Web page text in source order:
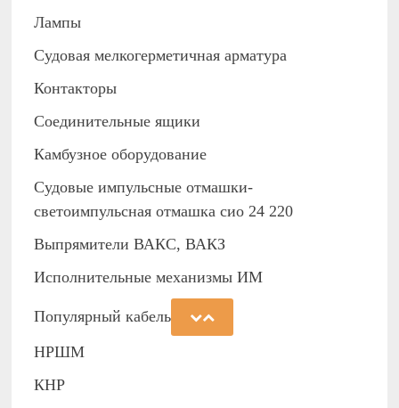
Лампы
Судовая мелкогерметичная арматура
Контакторы
Соединительные ящики
Камбузное оборудование
Судовые импульсные отмашки-
светоимпульсная отмашка сио 24 220
Выпрямители ВАКС, ВАКЗ
Исполнительные механизмы ИМ
Популярный кабель
НРШМ
КНР